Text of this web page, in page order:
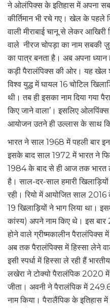
ने ओलंपिक्स के इतिहास में अपना
कीर्तिमान भी रचे गए। खेल के पहले
वाली मीराबाई चानू से लेकर
वाले नीरज चोपड़ा का नाम सबकी
का पात्र बनता है। अब अपना
कड़ी पैरालंपिक्स की ओर। यह खेल
विश्व युद्ध में घायल 16 चोटिल
थी। तब ही इसका नाम दिया गया
किए जाने वाला’। इसलिए
आयोजन उतने ही उल्लास के साथ
भारत ने साल 1968 में पहली बार
इसके बाद साल 1972 में भारत ने
1984 के बाद से ही आज तक भारत
है। साल-दर-साल हमारी
रही। रियो में आयोजित साल 2016
19 खिलाड़ियों ने भाग लिया था।
कांस्य) अपने नाम किए थे। इस
होने वाले ग्रीष्मकालीन
अब तक पैरालंपिक्स में हिस्सा लेने
इसी स्पर्धा में हिस्सा ले रही हैं
लखेरा ने टोक्यो पैरालंपिक 2020
जीता। अवनी ने पैरालंपिक में
नाम किया। पैरालैंपिक के इतिहास